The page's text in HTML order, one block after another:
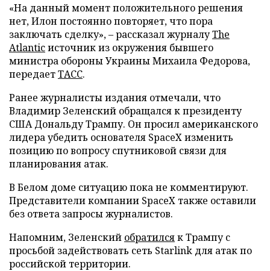
«На данный момент положительного решения
нет, Илон постоянно повторяет, что пора
заключать сделку», – рассказал журналуThe
Atlanticисточник из окружения бывшего
министра обороны Украины Михаила Федорова,
передаетТАСС.
Ранее журналисты издания отмечали, что
Владимир Зеленский обращался к президенту
США Дональду Трампу. Он просил американского
лидера убедить основателя SpaceX изменить
позицию по вопросу спутниковой связи для
планирования атак.
В Белом доме ситуацию пока не комментируют.
Представители компании SpaceX также оставили
без ответа запросы журналистов.
Напомним, Зеленский обратилсяк Трампу с
просьбой задействовать сеть Starlink для атак по
российской территории.